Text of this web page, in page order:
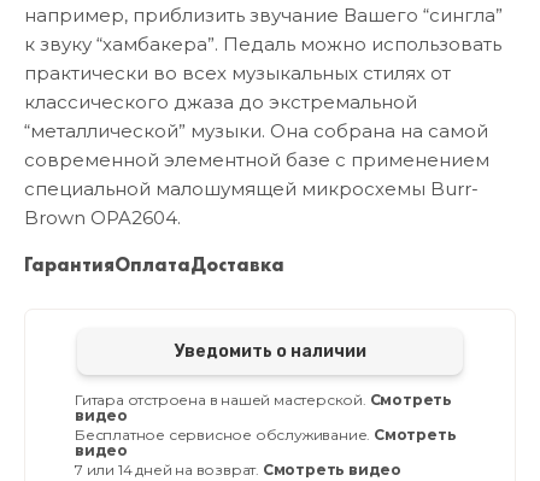
например, приблизить звучание Вашего “сингла”
к звуку “хамбакера”. Педаль можно использовать
практически во всех музыкальных стилях от
классического джаза до экстремальной
“металлической” музыки. Она собрана на самой
современной элементной базе с применением
специальной малошумящей микросхемы Burr-
Brown OPA2604.
ГарантияОплатаДоставка
Уведомить о наличии
Гитара отстроена в нашей мастерской. Смотреть
видео
Бесплатное сервисное обслуживание. Смотреть
видео
7 или 14 дней на возврат. Смотреть видео